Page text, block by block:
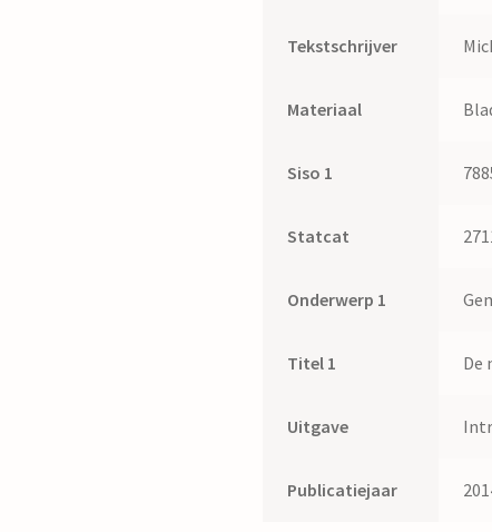
Tekstschrijver
Materiaal
Siso 1
Statcat
Onderwerp 1
Titel 1 De
Uitgave
Publicatiejaar